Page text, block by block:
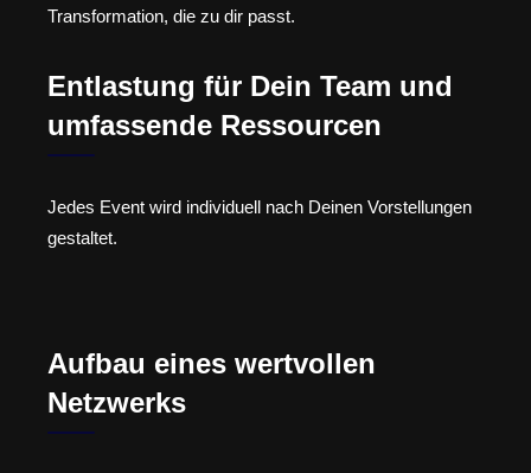
Transformation, die zu dir passt.
Entlastung für Dein Team und
umfassende Ressourcen
Jedes Event wird individuell nach Deinen Vorstellungen
gestaltet.
Aufbau eines wertvollen
Netzwerks